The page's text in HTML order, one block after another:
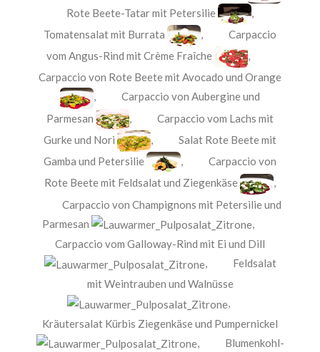
Rote Beete-Tatar mit Petersilie
,
Tomatensalat mit Burrata
,Carpaccio
vom Angus-Rind mit Crème Fraîche
,
Carpaccio von Rote Beete mit Avocado und Orange
,Carpaccio von Aubergine und
Parmesan
,Carpaccio vom Lachs mit
Gurke und Nori
,Salat Rote Beete mit
Gamba und Petersilie
, Carpaccio von
Rote Beete mit Feldsalat und Ziegenkäse
,
Carpaccio von Champignons mit Petersilie und
Parmesan
Carpaccio vom Galloway-Rind mit Ei und Dill
, Feldsalat
mit Weintrauben und Walnüsse
,
Kräutersalat Kürbis Ziegenkäse und Pumpernickel
, Blumenkohl-